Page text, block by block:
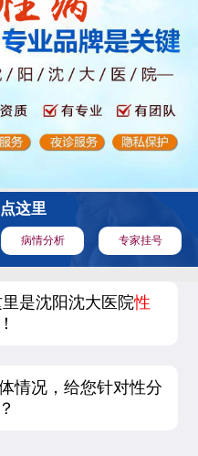
这里
病情分析 专家挂号
是沈阳沈大医院性
！
情况，给您针对性分
？